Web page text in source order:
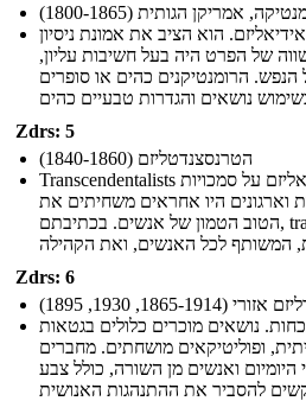
אמריקן הגותית (1800-1865)
הוא הציב את אמונת ניסיון
של הפרט היה בעל חשיבות עליון,
הנפש. הרומנטיקנים כהים או סופרים
Zdrs: 5
הטרנסצנדטליזם (1840-1860)
Transcendentalists דגל הסתמכות עצמית ואינדיבידואליזם על סמכויות
וארגונים היו אחראים משחיתים את
הטוב הטמון של אנשים. בכתיבתם, transcendentalists משתקף בדרך כלל על
Zdrs: 6
1914, 1930, 1895)
נושאים מוכרים כלולים בגטאות
ופוליטיקאים מושחתים. מחברים
ואנשים מן השורה, כולל צבע